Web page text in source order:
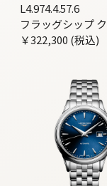
L4.974.4.57.6
フラッグシップ
￥322,300 (税込)